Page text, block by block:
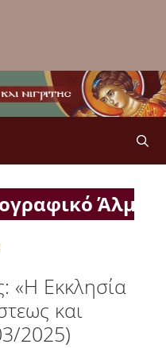
«Η Εκκλησία
και
2025)